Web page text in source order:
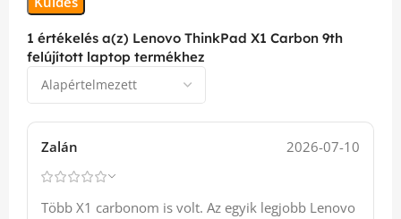
1 értékelés a(z) Lenovo ThinkPad X1 Carbon 9th
felújított laptop termékhez
Zalán 2026-07-10
Több X1 carbonom is volt. Az egyik legjobb Lenovo